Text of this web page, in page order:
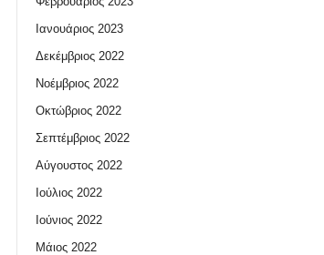
Ιανουάριος 2023
Δεκέμβριος 2022
Νοέμβριος 2022
Οκτώβριος 2022
Σεπτέμβριος 2022
Αύγουστος 2022
Ιούλιος 2022
Ιούνιος 2022
Μάιος 2022